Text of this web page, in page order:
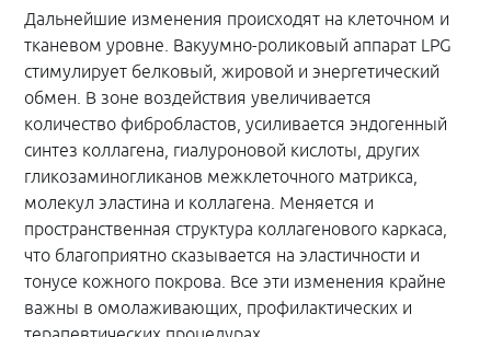
Дальнейшие изменения происходят на клеточном и
тканевом уровне. Вакуумно-роликовый аппарат LPG
стимулирует белковый, жировой и энергетический
обмен. В зоне воздействия увеличивается
количество фибробластов, усиливается эндогенный
синтез коллагена, гиалуроновой кислоты, других
гликозаминогликанов межклеточного матрикса,
молекул эластина и коллагена. Меняется и
пространственная структура коллагенового каркаса,
что благоприятно сказывается на эластичности и
тонусе кожного покрова. Все эти изменения крайне
важны в омолаживающих, профилактических и